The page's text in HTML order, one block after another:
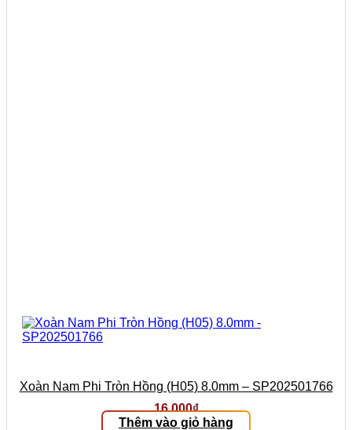
Xoàn Nam Phi Tròn Hồng (H05) 8.0mm – SP202501766
16.000₫
Thêm vào giỏ hàng